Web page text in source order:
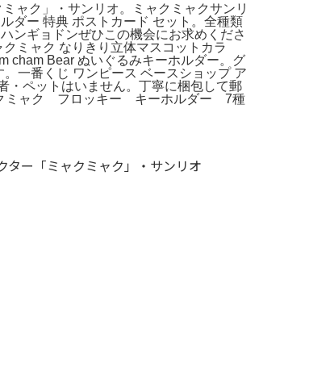
ャク」・サンリオ。ミャクミャクサンリ
ダー 特典 ポストカード セット。全種類
ンギョドンぜひこの機会にお求めくださ
ミャク なりきり立体マスコットカラ
Bear ぬいぐるみキーホルダー。グ
一番くじ ワンピース ベースショップ ア
ペットはいません。丁寧に梱包して郵
ミャク フロッキー キーホルダー 7種